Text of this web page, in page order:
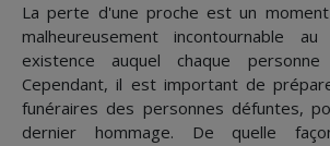
La perte d'une proche est un
malheureusement incontournable
existence auquel chaque
Cependant, il est important de
funéraires des personnes défuntes,
dernier hommage. De quelle